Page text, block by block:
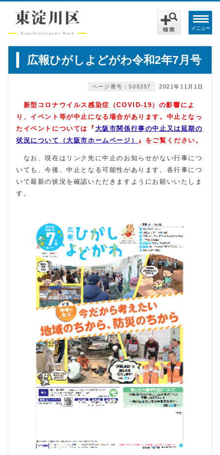
メニュー
広報ひがしよどがわ令和2年7月号
2021年11月1日
ページ番号：508357
新型コロナウイルス感染症（COVID‐19）の影響によ
り 、イベント等が中止になる場合があります。 中止となっ
たイベントについては『 大阪市関係行事の中止又は延期の
状況について（大阪市ホームページ） 』をご覧ください。
なお、現在はリンク先に中止のお知らせがない行事につ
いても、今後、中止となる可能性があります。各行事につ
いて最新の状況を確認いただきますようにお願いいたしま
す。